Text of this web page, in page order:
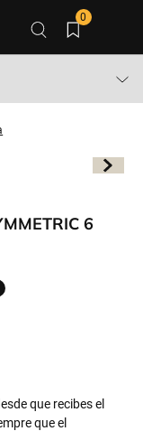
0
6
que recibes el
que el